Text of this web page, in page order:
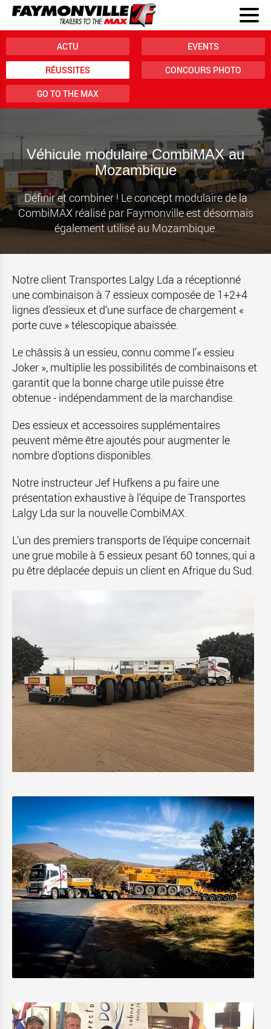
ACTU EVENTS
RÉUSSITES CONCOURS PHOTO
GO TO THE MAX
Véhicule modulaire CombiMAX au
Mozambique
Définir et combiner ! Le concept modulaire de la
CombiMAX réalisé par Faymonville est désormais
également utilisé au Mozambique.
Notre client Transportes Lalgy Lda a réceptionné
une combinaison à 7 essieux composée de 1+2+4
lignes d’essieux et d‘une surface de chargement «
porte cuve » télescopique abaissée.
Le châssis à un essieu, connu comme l’« essieu
Joker », multiplie les possibilités de combinaisons et
garantit que la bonne charge utile puisse être
obtenue - indépendamment de la marchandise.
Des essieux et accessoires supplémentaires
peuvent même être ajoutés pour augmenter le
nombre d’options disponibles.
Notre instructeur Jef Hufkens a pu faire une
présentation exhaustive à l’équipe de Transportes
Lalgy Lda sur la nouvelle CombiMAX.
L’un des premiers transports de l’équipe concernait
une grue mobile à 5 essieux pesant 60 tonnes, qui a
pu être déplacée depuis un client en Afrique du Sud.